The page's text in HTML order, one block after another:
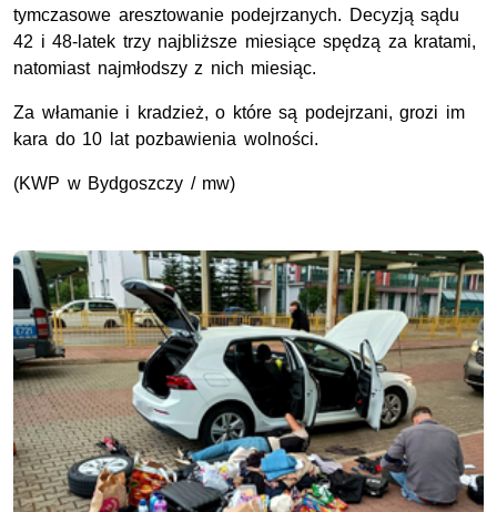
tymczasowe aresztowanie podejrzanych. Decyzją sądu
42 i 48-latek trzy najbliższe miesiące spędzą za kratami,
natomiast najmłodszy z nich miesiąc.
Za włamanie i kradzież, o które są podejrzani, grozi im
kara do 10 lat pozbawienia wolności.
(KWP w Bydgoszczy / mw)